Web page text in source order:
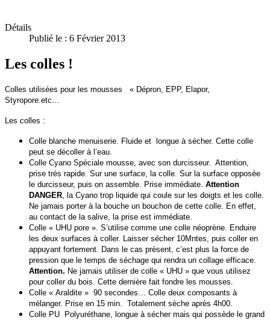
Détails
Publié le : 6 Février 2013
Les colles !
Colles utilisées pour les mousses « Dépron, EPP, Elapor,
Styropore.etc…
Les colles :
Colle blanche menuiserie. Fluide et longue à sécher. Cette colle
peut se décoller à l’eau.
Colle Cyano Spéciale mousse, avec son durcisseur. Attention,
prise très rapide. Sur une surface, la colle. Sur la surface opposée
le durcisseur, puis on assemble. Prise immédiate. Attention
DANGER, la Cyano trop liquide qui coule sur les doigts et les colle.
Ne jamais porter à la bouche un bouchon de cette colle. En effet,
au contact de la salive, la prise est immédiate.
Colle « UHU pore ». S’utilise comme une colle néoprène. Enduire
les deux surfaces à coller. Laisser sécher 10Mntes, puis coller en
appuyant fortement. Dans le cas présent, c’est plus la force de
pression que le temps de séchage qui rendra un collage efficace.
Attention. Ne jamais utiliser de colle « UHU » que vous utilisez
pour coller du bois. Cette dernière fait fondre les mousses.
Colle « Araldite » 90 secondes… Colle deux composants à
mélanger. Prise en 15 min. Totalement sèche après 4h00.
Colle PU Polyuréthane, longue à sécher mais qui possède le grand